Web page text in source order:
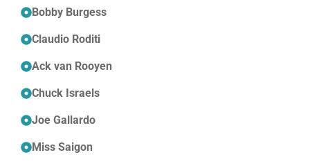
Bobby Burgess
Claudio Roditi
Ack van Rooyen
Chuck Israels
Joe Gallardo
Miss Saigon